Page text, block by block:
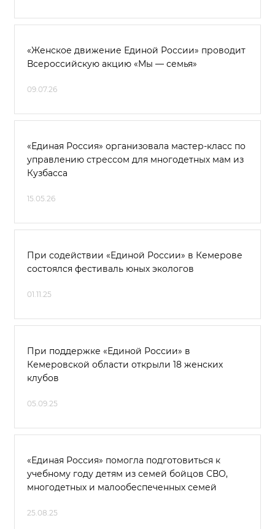
«Женское движение Единой России» проводит
Всероссийскую акцию «Мы — семья»
09.07.26
«Единая Россия» организовала мастер-класс по
управлению стрессом для многодетных мам из
Кузбасса
15.05.26
При содействии «Единой России» в Кемерове
состоялся фестиваль юных экологов
01.11.25
При поддержке «Единой России» в
Кемеровской области открыли 18 женских
клубов
05.09.25
«Единая Россия» помогла подготовиться к
учебному году детям из семей бойцов СВО,
многодетных и малообеспеченных семей
25.08.25